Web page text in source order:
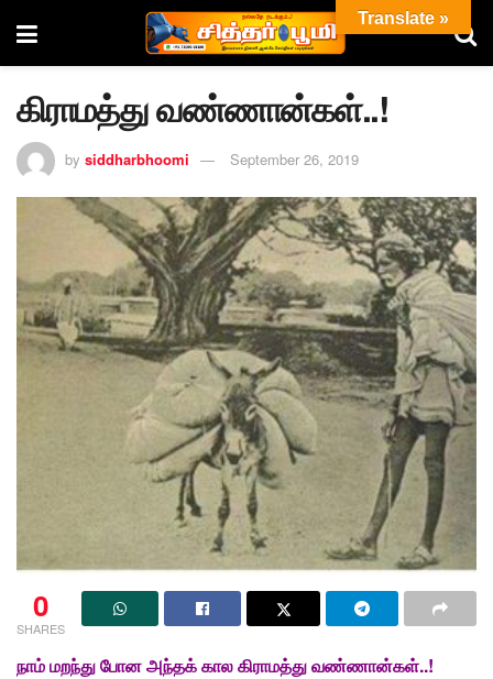
கிராமத்து வண்ணான்கள்..!
by siddharbhoomi September 26, 2019
0
SHARES
நாம் மறந்து போன அந்தக் கால கிராமத்து வண்ணான்கள்..!
Translate »